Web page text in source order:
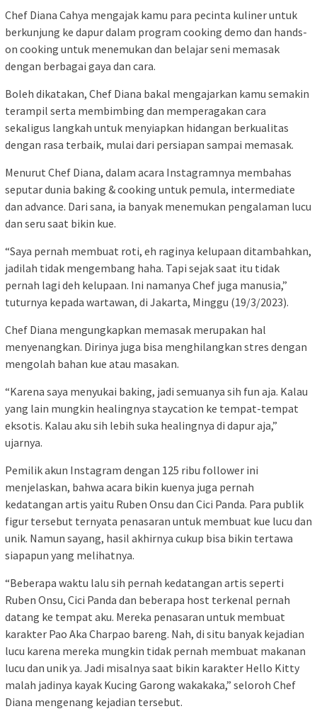
Chef Diana Cahya mengajak kamu para pecinta kuliner untuk
berkunjung ke dapur dalam program cooking demo dan hands-
on cooking untuk menemukan dan belajar seni memasak
dengan berbagai gaya dan cara.
Boleh dikatakan, Chef Diana bakal mengajarkan kamu semakin
terampil serta membimbing dan memperagakan cara
sekaligus langkah untuk menyiapkan hidangan berkualitas
dengan rasa terbaik, mulai dari persiapan sampai memasak.
Menurut Chef Diana, dalam acara Instagramnya membahas
seputar dunia baking & cooking untuk pemula, intermediate
dan advance. Dari sana, ia banyak menemukan pengalaman lucu
dan seru saat bikin kue.
“Saya pernah membuat roti, eh raginya kelupaan ditambahkan,
jadilah tidak mengembang haha. Tapi sejak saat itu tidak
pernah lagi deh kelupaan. Ini namanya Chef juga manusia,”
tuturnya kepada wartawan, di Jakarta, Minggu (19/3/2023).
Chef Diana mengungkapkan memasak merupakan hal
menyenangkan. Dirinya juga bisa menghilangkan stres dengan
mengolah bahan kue atau masakan.
“Karena saya menyukai baking, jadi semuanya sih fun aja. Kalau
yang lain mungkin healingnya staycation ke tempat-tempat
eksotis. Kalau aku sih lebih suka healingnya di dapur aja,”
ujarnya.
Pemilik akun Instagram dengan 125 ribu follower ini
menjelaskan, bahwa acara bikin kuenya juga pernah
kedatangan artis yaitu Ruben Onsu dan Cici Panda. Para publik
figur tersebut ternyata penasaran untuk membuat kue lucu dan
unik. Namun sayang, hasil akhirnya cukup bisa bikin tertawa
siapapun yang melihatnya.
“Beberapa waktu lalu sih pernah kedatangan artis seperti
Ruben Onsu, Cici Panda dan beberapa host terkenal pernah
datang ke tempat aku. Mereka penasaran untuk membuat
karakter Pao Aka Charpao bareng. Nah, di situ banyak kejadian
lucu karena mereka mungkin tidak pernah membuat makanan
lucu dan unik ya. Jadi misalnya saat bikin karakter Hello Kitty
malah jadinya kayak Kucing Garong wakakaka,” seloroh Chef
Diana mengenang kejadian tersebut.